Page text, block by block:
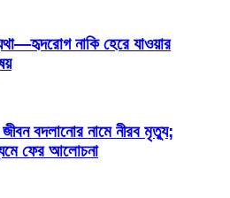
নাকি হেরে যাওয়ার
বদলানোর নামে নীরব মৃত্যু;
ফের আলোচনা